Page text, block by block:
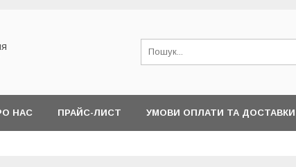
НАС ПРАЙС-ЛИСТ УМОВИ ОПЛАТИ ТА ДОСТАВКИ